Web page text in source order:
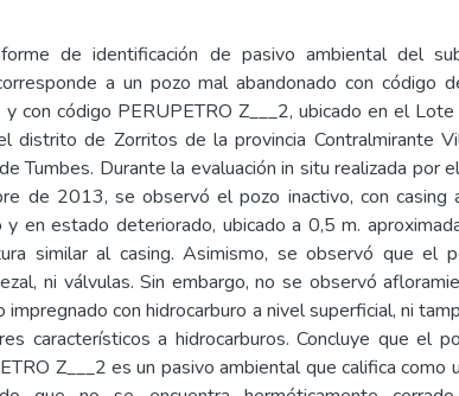
de identificación de pasivo ambiental del
a un pozo mal abandonado con código
con código PERUPETRO Z___2, ubicado en el
distrito de Zorritos de la provincia Contralmirante
Tumbes. Durante la evaluación in situ realizada por
de 2013, se observó el pozo inactivo, con casing
en estado deteriorado, ubicado a 0,5 m.
similar al casing. Asimismo, se observó que el
ni válvulas. Sin embargo, no se observó
impregnado con hidrocarburo a nivel superficial, ni
característicos a hidrocarburos. Concluye que el
Z___2 es un pasivo ambiental que califica como